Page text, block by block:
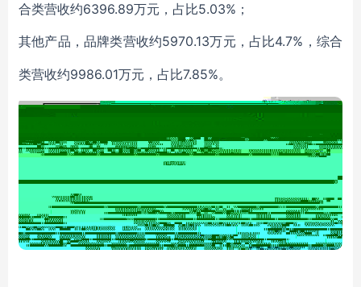
合类营收约6396.89万元，占比5.03%；
其他产品，品牌类营收约5970.13万元，占比4.7%，综合
类营收约9986.01万元，占比7.85%。